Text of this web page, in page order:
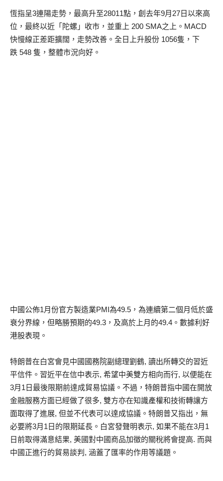
恆指呈3連陽走勢，最高升至28011點，創去年9月27日以來高
位，最終以近「陀螺」收市，並重上 200 SMA之上。MACD
快慢線正差距擴闊，走勢改善。全日上升股份 1056隻，下
跌 548 隻，整體市況向好。
中國公佈1月份官方製造業PMI為49.5，為連續第二個月低於盛
衰分界線，但略勝預期的49.3，及高於上月的49.4。數據利好
港股表現。
特朗普在白宮會見中國國務院副總理劉鶴, 讀出所轉交的習近
平信件。習近平在信中表示, 希望中美雙方相向而行, 以便能在
3月1日最後限期前達成貿易協議。不過，特朗普指中國在開放
金融服務方面已經做了很多, 雙方亦在知識產權和技術轉讓方
面取得了進展, 但並不代表可以達成協議。特朗普又指出，無
必要將3月1日的限期延長。白宮發聲明表示, 如果不能在3月1
日前取得滿意結果, 美國對中國商品加徵的關稅將會提高. 而與
中國正進行的貿易談判, 涵蓋了匯率的作用等議題。